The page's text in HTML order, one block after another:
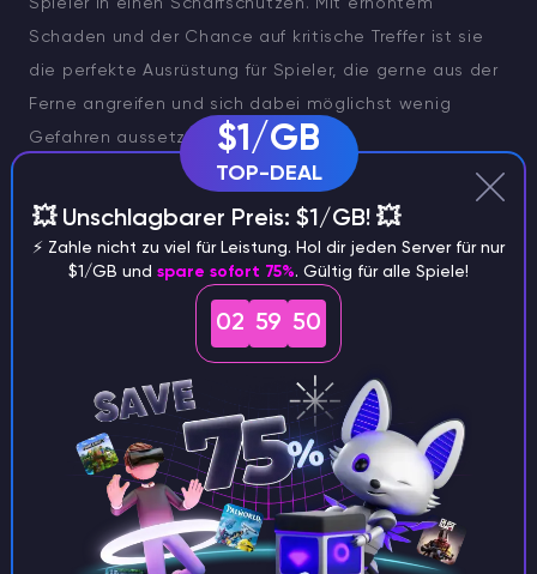
Schaden und der Chance auf kritische Treffer ist sie
die perfekte Ausrüstung für Spieler, die gerne aus der
Ferne angreifen und sich dabei möglichst wenig
Gefahren aussetzen.
Wie man sie herstellt: Sammelt 45
Wirbelsäulenfragmente von der Wirbelsäule (nachdem
ihr den irren Kultisten besiegt habt) und 36 Luminit-
Stäbe vom Mondlord.
$1/GB
TOP-DEAL
💥 Unschlagbarer Preis: $1/GB! 💥
⚡️ Zahle nicht zu viel für Leistung. Hol dir jeden Server für nur
$1/GB und spare sofort 75%. Gültig für alle Spiele!
02 59 49